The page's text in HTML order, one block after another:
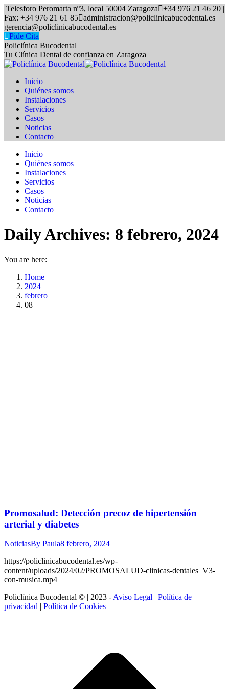
Skip
to
content
Telesforo Peromarta nº3, local 50004 Zaragoza
+34 976 21 46 20 |
Fax: +34 976 21 61 85 administracion@policlinicabucodental.es |
gerencia@policlinicabucodental.es
Pide Cita
Policlínica Bucodental
Tu Clínica Dental de confianza en Zaragoza
Inicio
Quiénes somos
Instalaciones
Servicios
Casos
Noticias
Contacto
Inicio
Quiénes somos
Instalaciones
Servicios
Casos
Noticias
Contacto
Daily Archives: 8 febrero, 2024
You are here:
Home
2024
febrero
08
Promosalud: Detección precoz de hipertensión
arterial y diabetes
NoticiasBy Paula8 febrero, 2024
https://policlinicabucodental.es/wp-
content/uploads/2024/02/PROMOSALUD-clinicas-dentales_V3-
con-musica.mp4
Policlínica Bucodental © | 2023 - Aviso Legal | Política de
privacidad | Política de Cookies